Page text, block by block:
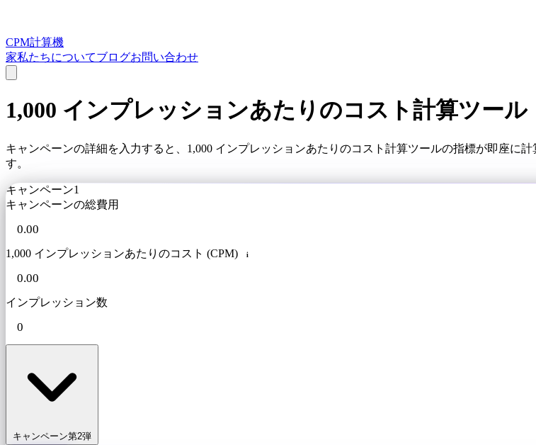
CPM計算機
家私たちについてブログお問い合わせ
1,000 インプレッションあたりのコスト計算ツール
キャンペーンの詳細を入力すると、1,000 インプレッションあたりのコスト計算ツールの指標が即座に
す。
キャンペーン1
キャンペーンの総費用
1,000 インプレッションあたりのコスト (CPM) i
インプレッション数
キャンペーン第2弾